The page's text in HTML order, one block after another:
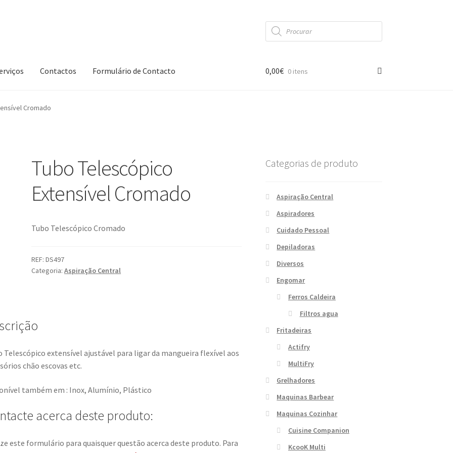
Products
search
Contactos Formulário de Contacto 0,00€ 0 itens
Cromado
Tubo Telescópico
Extensível Cromado
Tubo Telescópico Cromado
REF:DS497
Categoria:Aspiração Central
Telescópico extensível ajustável para ligar da mangueira flexível aos
chão escovas etc.
também em : Inox, Alumínio, Plástico
acerca deste produto:
este formulário para quaisquer questão acerca deste produto. Para
Categorias de produto
Aspiração Central
Aspiradores
Cuidado Pessoal
Depiladoras
Diversos
Engomar
Ferros Caldeira
Filtros agua
Fritadeiras
Actifry
MultiFry
Grelhadores
Maquinas Barbear
Maquinas Cozinhar
Cuisine Companion
KcooK Multi